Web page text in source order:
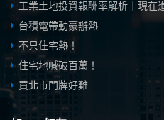
工業土地投資報酬率解析｜現在
台積電帶動豪辦熱
不只住宅熱！
住宅地喊破百萬！
買北市門牌好難